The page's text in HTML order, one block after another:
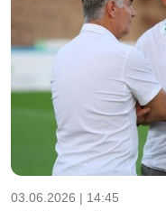
03.06.2026 | 14:45